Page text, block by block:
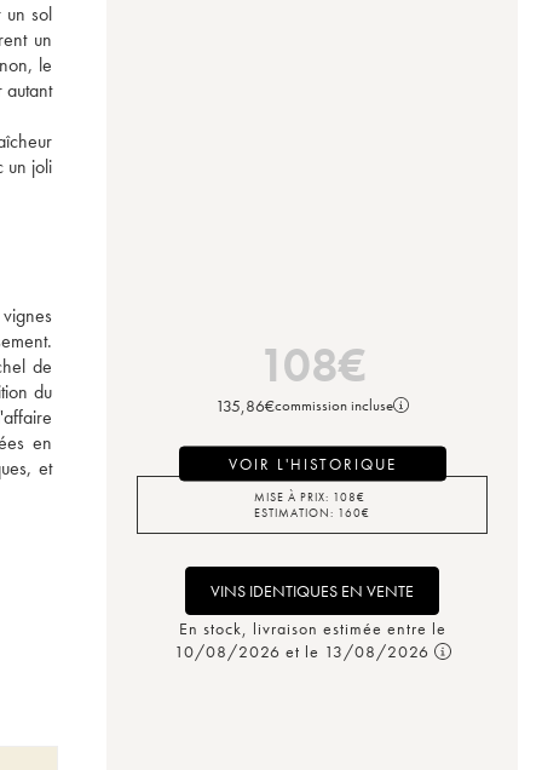
un sol
un
le
autant
un joli
de
du
en
et
108€
135,86€commission incluse
VOIR L'HISTORIQUE
MISE À PRIX: 108€
ESTIMATION: 160€
VINS IDENTIQUES EN VENTE
En stock, livraison estimée entre le
10/08/2026 et le 13/08/2026